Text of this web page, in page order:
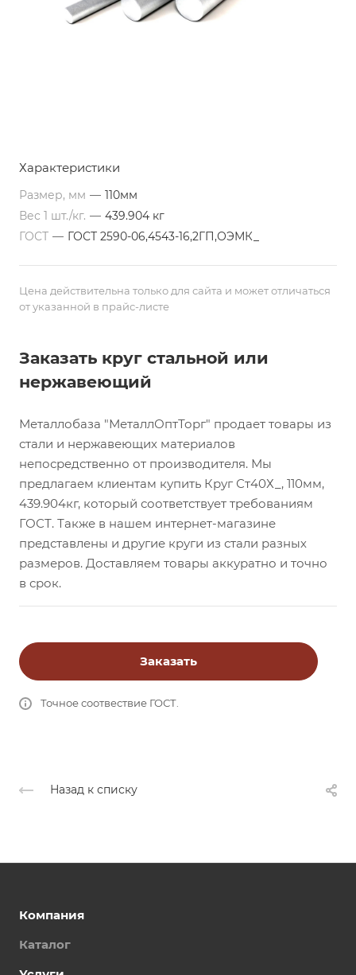
Характеристики
Размер, мм — 110мм
Вес 1 шт./кг. — 439.904 кг
ГОСТ — ГОСТ 2590-06,4543-16,2ГП,ОЭМК_
Цена действительна только для сайта и может отличаться
от указанной в прайс-листе
Заказать круг стальной или
нержавеющий
Металлобаза "МеталлОптТорг" продает товары из
стали и нержавеющих материалов
непосредственно от производителя. Мы
предлагаем клиентам купить Круг Ст40Х_, 110мм,
439.904кг, который соответствует требованиям
ГОСТ. Также в нашем интернет-магазине
представлены и другие круги из стали разных
размеров. Доставляем товары аккуратно и точно
в срок.
Заказать
Точное соотвествие ГОСТ.
Назад к списку
Компания
Каталог